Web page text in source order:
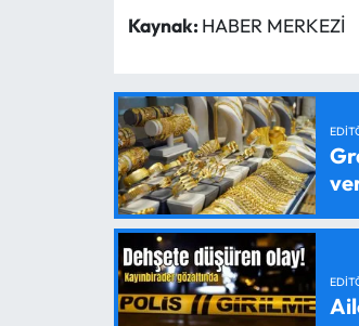
Kaynak: HABER MERKEZİ